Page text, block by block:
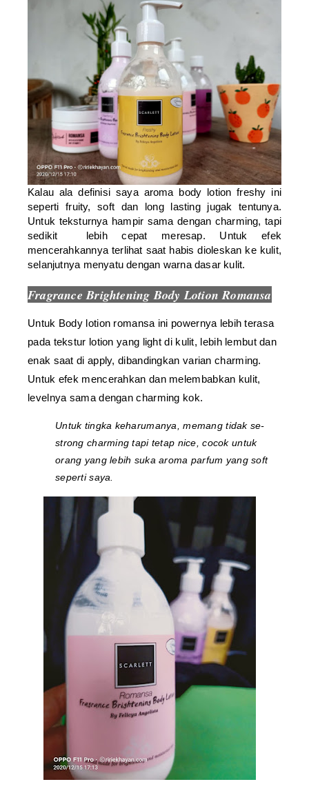
Kalau ala definisi saya aroma body lotion freshy ini
seperti fruity, soft dan long lasting jugak tentunya.
Untuk teksturnya hampir sama dengan charming, tapi
sedikit lebih cepat meresap. Untuk efek
mencerahkannya terlihat saat habis dioleskan ke kulit,
selanjutnya menyatu dengan warna dasar kulit.
Fragrance Brightening Body Lotion Romansa
Untuk Body lotion romansa ini powernya lebih terasa
pada tekstur lotion yang light di kulit, lebih lembut dan
enak saat di apply, dibandingkan varian charming.
Untuk efek mencerahkan dan melembabkan kulit,
levelnya sama dengan charming kok.
Untuk tingka keharumanya, memang tidak se-
strong charming tapi tetap nice, cocok untuk
orang yang lebih suka aroma parfum yangsoft
seperti saya.